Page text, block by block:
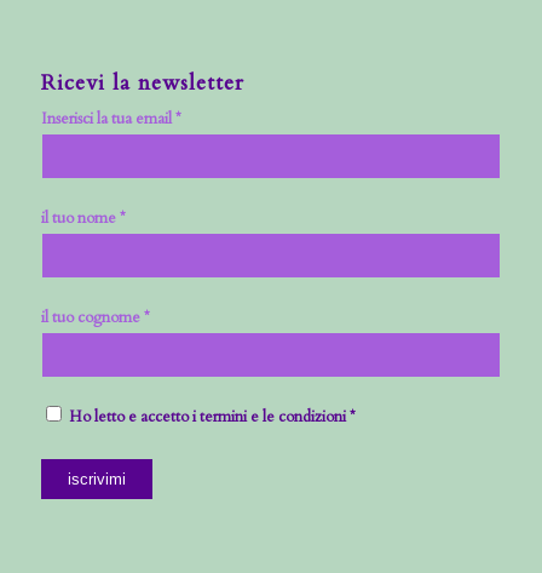
Ricevi la newsletter
Inserisci la tua email *
il tuo nome *
il tuo cognome *
Ho letto e accetto i termini e le condizioni *